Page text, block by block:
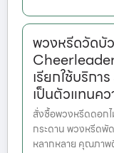
พวงหรีดวัดบั
เรียกใช้บริก
เป็นตัวแทนค
สั่งซื้อพวงหรีดดอก
กระดาน พวงหรีดพั
หลากหลาย คุณภาพ